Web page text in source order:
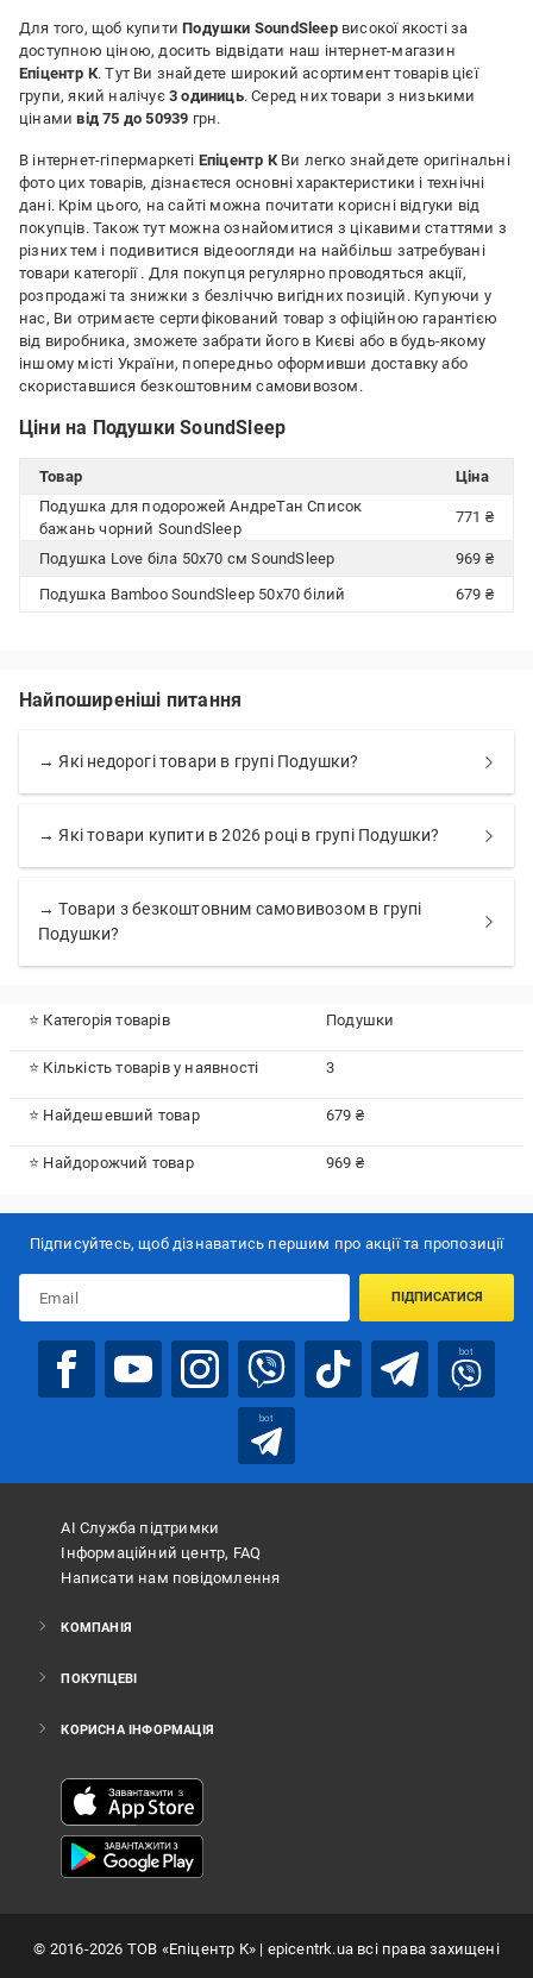
Для того, щоб купитиПодушки SoundSleepвисокої якості за
доступною ціною, досить відвідати наш інтернет-магазин
Епіцентр К. Тут Ви знайдете широкий асортимент товарів цієї
групи, який налічує 3 одиниць. Серед них товари з низькими
цінамивід 75 до 50939 грн.
В інтернет-гіпермаркеті Епіцентр КВи легко знайдете оригінальні
фото цих товарів, дізнаєтеся основні характеристики і технічні
дані. Крім цього, на сайті можна почитати корисні відгуки від
покупців. Також тут можна ознайомитися з цікавими статтями з
різних тем і подивитися відеоогляди на найбільш затребувані
товари категорії . Для покупця регулярно проводяться акції,
розпродажі та знижки з безліччю вигідних позицій. Купуючи у
нас, Ви отримаєте сертифікований товар з офіційною гарантією
від виробника, зможете забрати його в Києві або в будь-якому
іншому місті України, попередньо оформивши доставку або
скориставшися безкоштовним самовивозом.
Ціни на Подушки SoundSleep
Товар
Ціна
Подушка для подорожей АндреТан Список
бажань чорний SoundSleep
771 ₴
Подушка Love біла 50х70 см SoundSleep
969 ₴
Подушка Bamboo SoundSleep 50x70 білий
679 ₴
Найпоширеніші питання
→ Які недорогі товари в групі Подушки?
→ Які товари купити в 2026 році в групі Подушки?
→ Товари з безкоштовним самовивозом в групі
Подушки?
⭐ Категорія товарів Подушки
⭐ Кількість товарів у наявності 3
⭐ Найдешевший товар 679 ₴
⭐ Найдорожчий товар 969 ₴
Підписуйтесь, щоб дізнаватись першим про акції та пропозиції
ПІДПИСАТИСЯ
bot
bot
АІ Служба підтримки
Інформаційний центр, FAQ
Написати нам повідомлення
КОМПАНІЯ
ПОКУПЦЕВІ
КОРИСНА ІНФОРМАЦІЯ
© 2016-2026 ТОВ «Епіцентр К»| epicentrk.ua всі права захищені